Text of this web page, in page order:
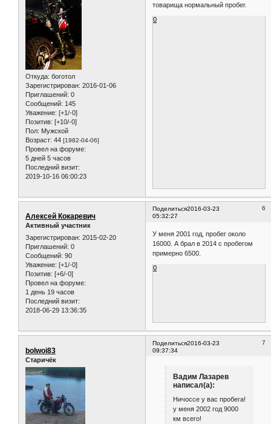
Откуда: боготол
Зарегистрирован: 2016-01-06
Приглашений: 0
Сообщений: 145
Уважение: [+1/-0]
Позитив: [+10/-0]
Пол: Мужской
Возраст: 44 [1982-04-06]
Провел на форуме:
5 дней 5 часов
Последний визит:
2019-10-16 06:00:23
товарища нормальный пробег.
0
Поделиться 6
2016-03-23
05:32:27
Алексей Кокаревич
Активный участник
Зарегистрирован: 2015-02-20
Приглашений: 0
Сообщений: 90
Уважение: [+1/-0]
Позитив: [+6/-0]
Провел на форуме:
1 день 19 часов
Последний визит:
2018-06-29 13:36:35
У меня 2001 год, пробег около
16000. А брал в 2014 с пробегом
примерно 6500.
0
Поделиться 7
2016-03-23
09:37:34
bolwoi83
Старичёк
Вадим Лазарев
написал(а):
Ничоссе у вас пробега!
у меня 2002 год 9000
км всего!